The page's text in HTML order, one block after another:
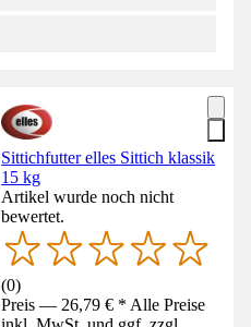
Sittichfutter elles Sittich klassik
15 kg
Artikel wurde noch nicht
bewertet.
(0)
Preis — 26,79 € * Alle Preise